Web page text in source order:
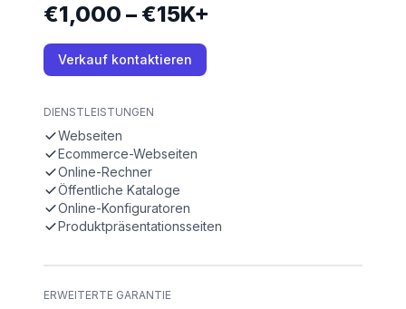
€1,000 – €15K+
Verkauf kontaktieren
DIENSTLEISTUNGEN
Webseiten
Ecommerce-Webseiten
Online-Rechner
Öffentliche Kataloge
Online-Konfiguratoren
Produktpräsentationsseiten
ERWEITERTE GARANTIE